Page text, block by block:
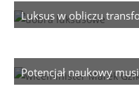
Luksus w obliczu
Potencjał naukowy